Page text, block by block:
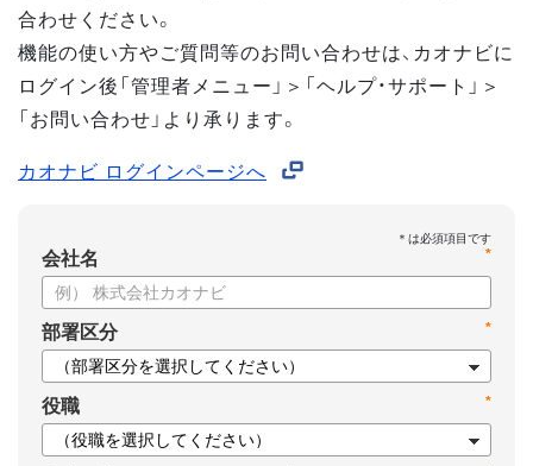
合わせください。
機能の使い方やご質問等のお問い合わせは、カオナビに
ログイン後「管理者メニュー」＞「ヘルプ・サポート」＞
「お問い合わせ」より承ります。
カオナビ ログインページへ
*
会社名
*
部署区分
*
役職